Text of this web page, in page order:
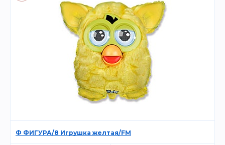
Ф ФИГУРА/8 Игрушка желтая/FM